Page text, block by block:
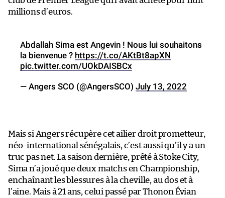
millions d’euros.
Abdallah Sima est Angevin ! Nous lui souhaitons
la bienvenue ? https://t.co/AKtBt8apXN
pic.twitter.com/UOkDAISBCx
— Angers SCO (@AngersSCO) July 13, 2022
Mais si Angers récupère cet ailier droit prometteur,
néo-international sénégalais, c’est aussi qu’il y a un
truc pas net. La saison dernière, prêté à Stoke City,
Sima n’a joué que deux matchs en Championship,
enchaînant les blessures à la cheville, au dos et à
l’aine. Mais à 21 ans, celui passé par Thonon Évian